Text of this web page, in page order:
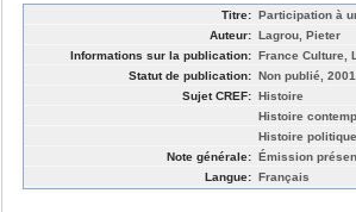
Titre: Participation à
Auteur: Lagrou, Pieter
Informations sur la publication: France Culture,
Statut de publication: Non publié,
Sujet CREF: Histoire
Histoire
Histoire politique
Note générale: Émission
Langue: Français